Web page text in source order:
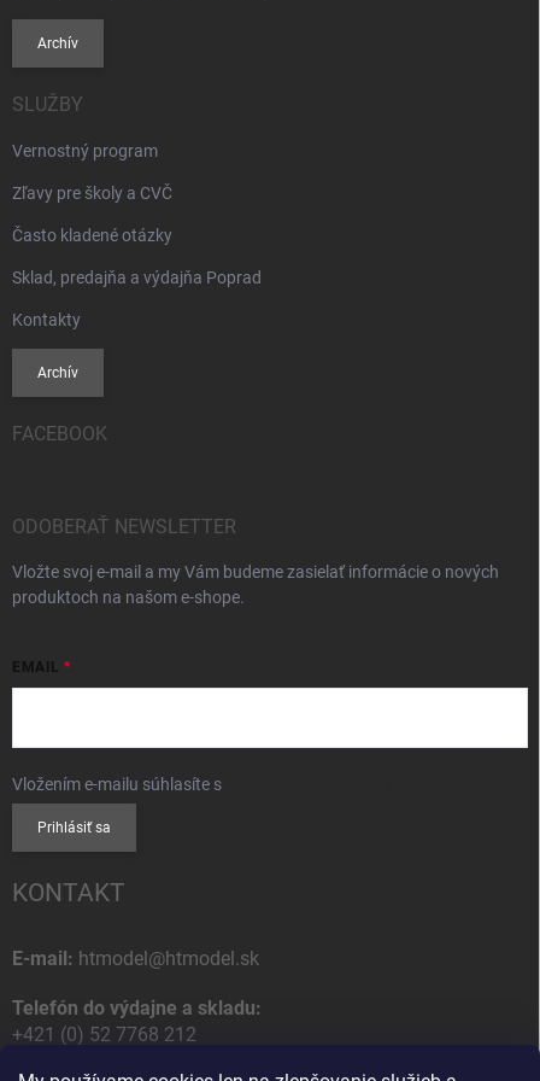
Archív
SLUŽBY
Vernostný program
Zľavy pre školy a CVČ
Často kladené otázky
Sklad, predajňa a výdajňa Poprad
Kontakty
Archív
FACEBOOK
ODOBERAŤ NEWSLETTER
Vložte svoj e-mail a my Vám budeme zasielať informácie o nových
produktoch na našom e-shope.
EMAIL
Vložením e-mailu súhlasíte s
Prihlásiť sa
KONTAKT
E-mail: htmodel@htmodel.sk
Telefón do výdajne a skladu:
+421 (0) 52 7768 212